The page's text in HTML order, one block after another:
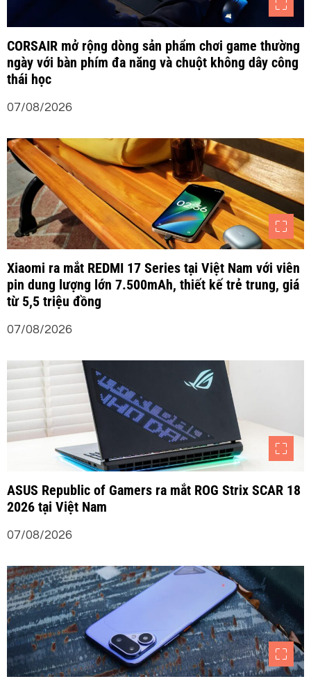
t
CORSAIR mở rộng dòng sản phẩm chơi game thường
ngày với bàn phím đa năng và chuột không dây công
thái học
07/08/2026
Xiaomi ra mắt REDMI 17 Series tại Việt Nam với viên
pin dung lượng lớn 7.500mAh, thiết kế trẻ trung, giá
từ 5,5 triệu đồng
07/08/2026
ASUS Republic of Gamers ra mắt ROG Strix SCAR 18
2026 tại Việt Nam
07/08/2026